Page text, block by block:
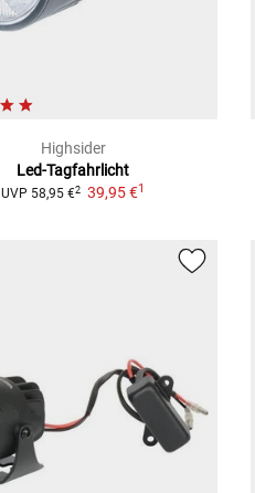
Highsider
Led-Tagfahrlicht
UVP 58,95 €2 39,95 €1